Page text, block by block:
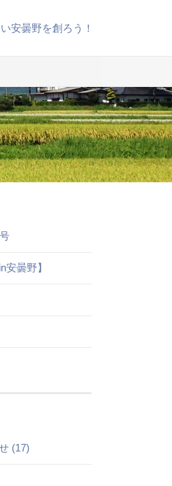
安曇野を創ろう！
安曇野】
(17)